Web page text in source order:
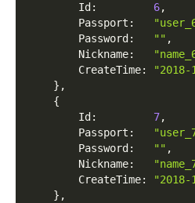
        Id
: 6,
        Passport
:
        Password
: "" ,
        Nickname
:
        CreateTime
:
} ,
{
        Id
: 7,
        Passport
:
        Password
: "" ,
        Nickname
:
        CreateTime
:
} ,